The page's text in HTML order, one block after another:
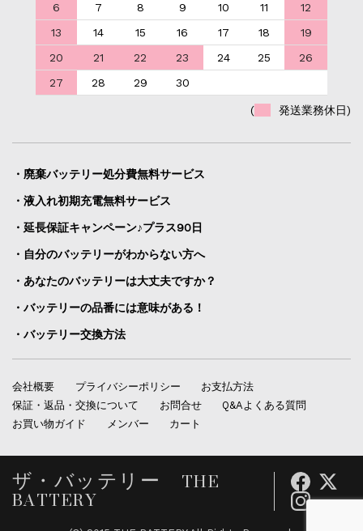
6
7 8 9 10 11
12
13
14 15 16 17 18
19
20
21 22 23 24 25
26
27
28 29 30
( 発送業務休日)
・廃棄バッテリー処分費無料サービス
・液入れ初期充電無料サービス
・延長保証キャンペーン♪プラス90日
・自分のバッテリーがわからない方へ
・あなたのバッテリーは大丈夫ですか？
・バッテリーの品番には意味がある！
・バッテリー交換方法
会社概要 プライバシーポリシー
お支払方法
保証・返品・交換について
お問合せ
Q&Aよくある質問
お買い物ガイド
メンバー カート
ザ・バッテリー THE
BATTERY